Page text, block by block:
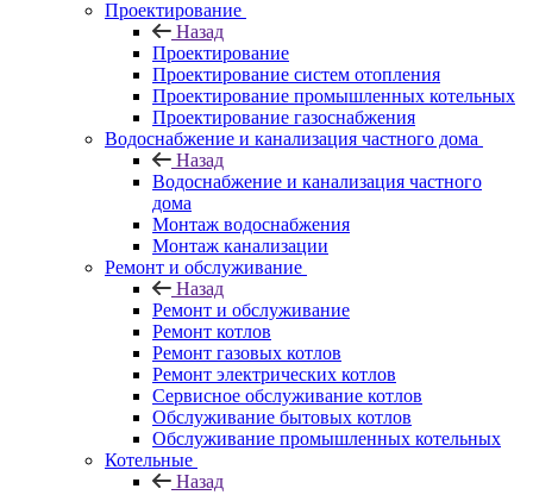
Проектирование
Назад
Проектирование
Проектирование систем отопления
Проектирование промышленных котельных
Проектирование газоснабжения
Водоснабжение и канализация частного дома
Назад
Водоснабжение и канализация частного
дома
Монтаж водоснабжения
Монтаж канализации
Ремонт и обслуживание
Назад
Ремонт и обслуживание
Ремонт котлов
Ремонт газовых котлов
Ремонт электрических котлов
Сервисное обслуживание котлов
Обслуживание бытовых котлов
Обслуживание промышленных котельных
Котельные
Назад